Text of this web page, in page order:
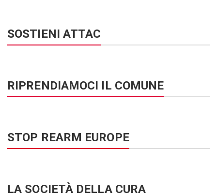
SOSTIENI ATTAC
RIPRENDIAMOCI IL COMUNE
STOP REARM EUROPE
LA SOCIETÀ DELLA CURA